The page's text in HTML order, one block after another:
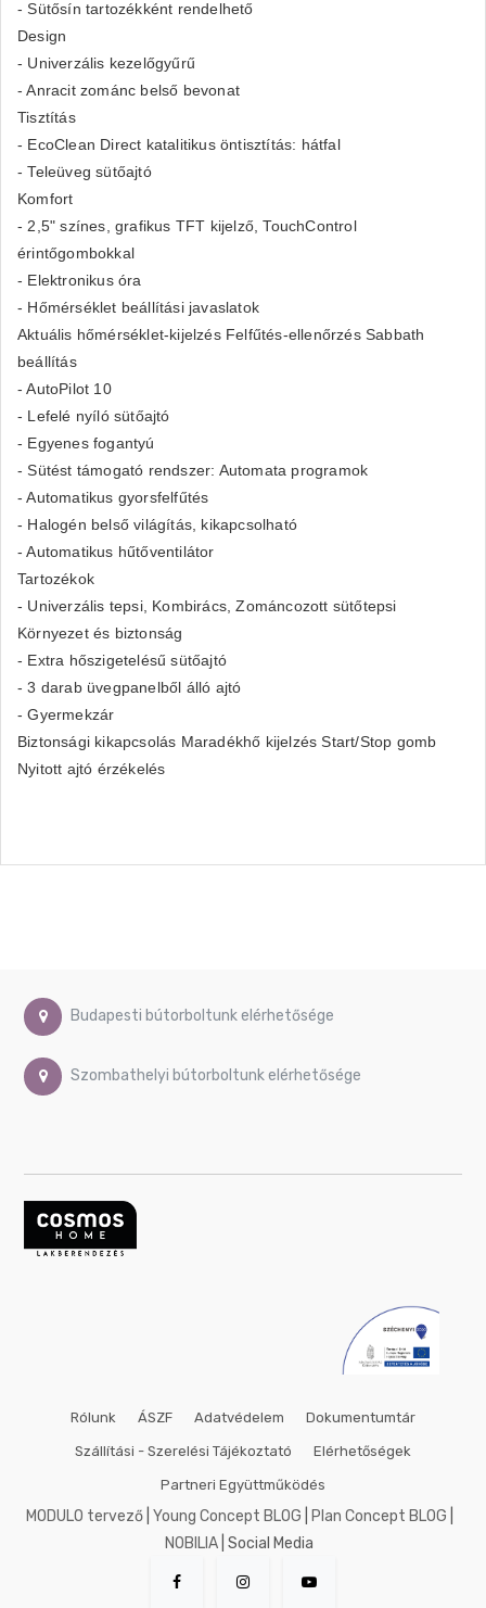
- Sütősín tartozékként rendelhető
Design
- Univerzális kezelőgyűrű
- Anracit zománc belső bevonat
Tisztítás
- EcoClean Direct katalitikus öntisztítás: hátfal
- Teleüveg sütőajtó
Komfort
- 2,5" színes, grafikus TFT kijelző, TouchControl
érintőgombokkal
- Elektronikus óra
- Hőmérséklet beállítási javaslatok
Aktuális hőmérséklet-kijelzés Felfűtés-ellenőrzés Sabbath
beállítás
- AutoPilot 10
- Lefelé nyíló sütőajtó
- Egyenes fogantyú
- Sütést támogató rendszer: Automata programok
- Automatikus gyorsfelfűtés
- Halogén belső világítás, kikapcsolható
- Automatikus hűtőventilátor
Tartozékok
- Univerzális tepsi, Kombirács, Zománcozott sütőtepsi
Környezet és biztonság
- Extra hőszigetelésű sütőajtó
- 3 darab üvegpanelből álló ajtó
- Gyermekzár
Biztonsági kikapcsolás Maradékhő kijelzés Start/Stop gomb
Nyitott ajtó érzékelés
Budapesti bútorboltunk elérhetősége
Szombathelyi bútorboltunk elérhetősége
Rólunk ÁSZF Adatvédelem Dokumentumtár
Szállítási - Szerelési Tájékoztató Elérhetőségek
Partneri Együttműködés
MODULO tervező| Young Concept BLOG Plan Concept BLOG
NOBILIA | Social Media